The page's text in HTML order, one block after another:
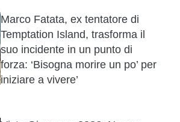
Marco Fatata, ex tentatore di
Temptation Island, trasforma il
suo incidente in un punto di
forza: ‘Bisogna morire un po’ per
iniziare a vivere’